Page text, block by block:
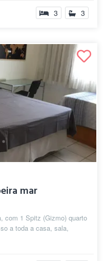
3 3
mar
com 1 Spitz (Gizmo) quarto
a toda a casa, sala,